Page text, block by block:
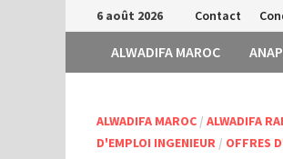
Passer
au
contenu
6 août 2026 Contact
ALWADIFA MAROC
ALWADIFA MAROC /ALWADIFA
D'EMPLOI INGENIEUR / OFFRES